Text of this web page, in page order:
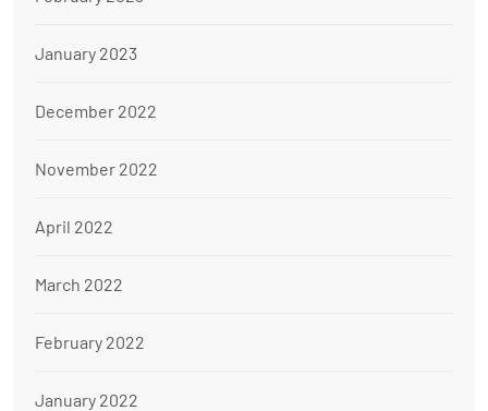
January 2023
December 2022
November 2022
April 2022
March 2022
February 2022
January 2022